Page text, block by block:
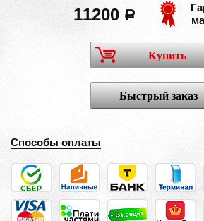
11200 a
Купить
Быстрый заказ
Способы оплаты